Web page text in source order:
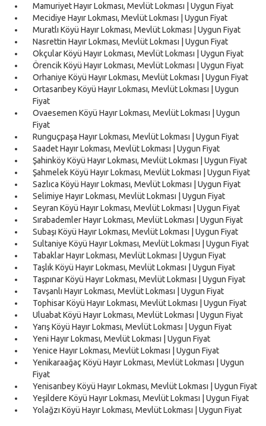
Mamuriyet Hayır Lokması, Mevlüt Lokması | Uygun Fiyat
Mecidiye Hayır Lokması, Mevlüt Lokması | Uygun Fiyat
Muratlı Köyü Hayır Lokması, Mevlüt Lokması | Uygun Fiyat
Nasrettin Hayır Lokması, Mevlüt Lokması | Uygun Fiyat
Okçular Köyü Hayır Lokması, Mevlüt Lokması | Uygun Fiyat
Örencik Köyü Hayır Lokması, Mevlüt Lokması | Uygun Fiyat
Orhaniye Köyü Hayır Lokması, Mevlüt Lokması | Uygun Fiyat
Ortasarıbey Köyü Hayır Lokması, Mevlüt Lokması | Uygun
Fiyat
Ovaesemen Köyü Hayır Lokması, Mevlüt Lokması | Uygun
Fiyat
Runguçpaşa Hayır Lokması, Mevlüt Lokması | Uygun Fiyat
Saadet Hayır Lokması, Mevlüt Lokması | Uygun Fiyat
Şahinköy Köyü Hayır Lokması, Mevlüt Lokması | Uygun Fiyat
Şahmelek Köyü Hayır Lokması, Mevlüt Lokması | Uygun Fiyat
Sazlıca Köyü Hayır Lokması, Mevlüt Lokması | Uygun Fiyat
Selimiye Hayır Lokması, Mevlüt Lokması | Uygun Fiyat
Seyran Köyü Hayır Lokması, Mevlüt Lokması | Uygun Fiyat
Sırabademler Hayır Lokması, Mevlüt Lokması | Uygun Fiyat
Subaşı Köyü Hayır Lokması, Mevlüt Lokması | Uygun Fiyat
Sultaniye Köyü Hayır Lokması, Mevlüt Lokması | Uygun Fiyat
Tabaklar Hayır Lokması, Mevlüt Lokması | Uygun Fiyat
Taşlık Köyü Hayır Lokması, Mevlüt Lokması | Uygun Fiyat
Taşpınar Köyü Hayır Lokması, Mevlüt Lokması | Uygun Fiyat
Tavşanlı Hayır Lokması, Mevlüt Lokması | Uygun Fiyat
Tophisar Köyü Hayır Lokması, Mevlüt Lokması | Uygun Fiyat
Uluabat Köyü Hayır Lokması, Mevlüt Lokması | Uygun Fiyat
Yarış Köyü Hayır Lokması, Mevlüt Lokması | Uygun Fiyat
Yeni Hayır Lokması, Mevlüt Lokması | Uygun Fiyat
Yenice Hayır Lokması, Mevlüt Lokması | Uygun Fiyat
Yenikaraağaç Köyü Hayır Lokması, Mevlüt Lokması | Uygun
Fiyat
Yenisarıbey Köyü Hayır Lokması, Mevlüt Lokması | Uygun Fiyat
Yeşildere Köyü Hayır Lokması, Mevlüt Lokması | Uygun Fiyat
Yolağzı Köyü Hayır Lokması, Mevlüt Lokması | Uygun Fiyat